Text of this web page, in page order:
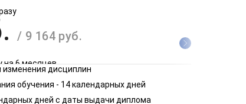
/ 9 164 руб.
на 6 месяцев
/ 4 582 руб.
изменения дисциплин
обучения - 14 календарных дней
дней с даты выдачи диплома